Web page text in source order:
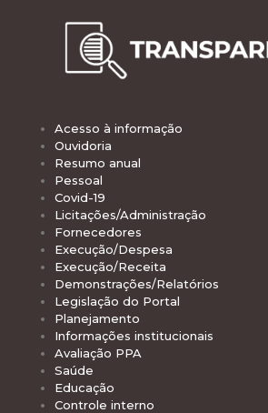
Acesso à informação
Ouvidoria
Resumo anual
Pessoal
Covid-19
Licitações/Administração
Fornecedores
Execução/Despesa
Execução/Receita
Demonstrações/Relatórios
Legislação do Portal
Planejamento
Informações institucionais
Avaliação PPA
Saúde
Educação
Controle interno